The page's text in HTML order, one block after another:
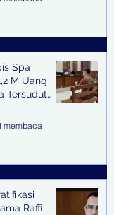
Spa
M Uang
Tersudut
Kunci
membaca
Raffi